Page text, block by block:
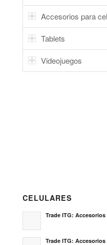
Accesorios para
Tablets
Videojuegos
CELULARES
Trade ITG:
Trade ITG: